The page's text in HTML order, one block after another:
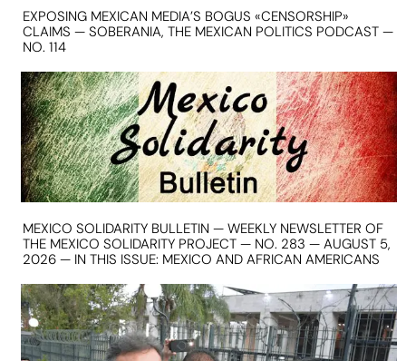
EXPOSING MEXICAN MEDIA’S BOGUS «CENSORSHIP»
CLAIMS — SOBERANIA, THE MEXICAN POLITICS PODCAST —
NO. 114
MEXICO SOLIDARITY BULLETIN — WEEKLY NEWSLETTER OF
THE MEXICO SOLIDARITY PROJECT — NO. 283 — AUGUST 5,
2026 — IN THIS ISSUE: MEXICO AND AFRICAN AMERICANS